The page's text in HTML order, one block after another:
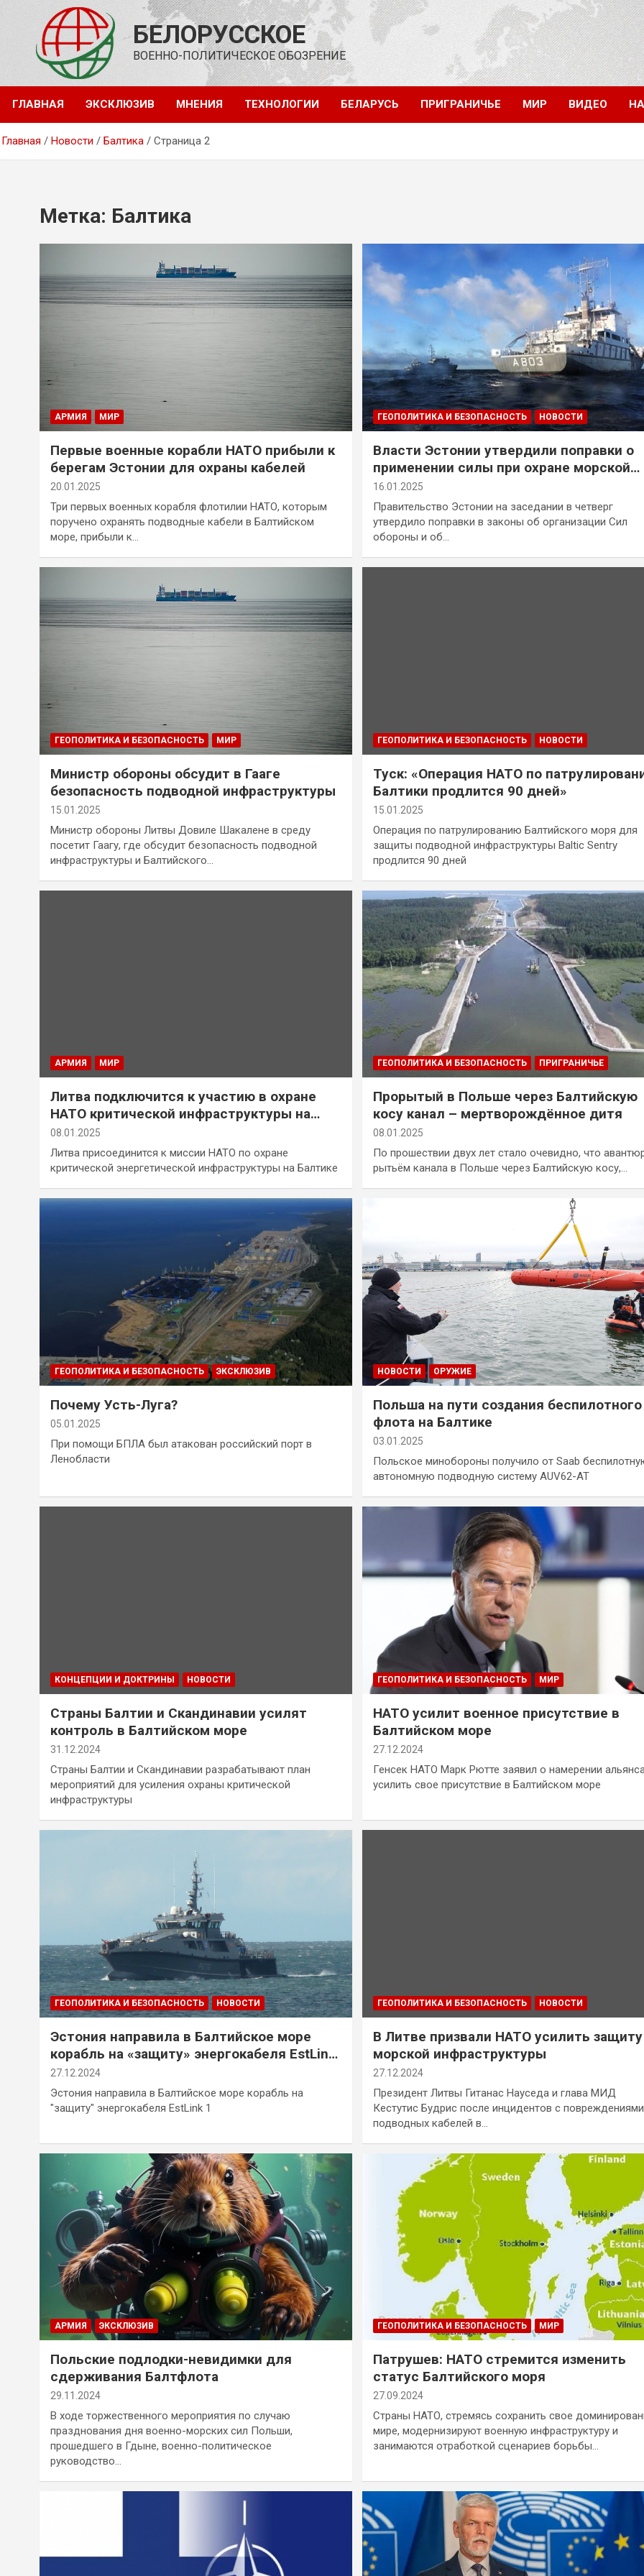
содержимому
БЕЛОРУССКОЕ
ВОЕННО-ПОЛИТИЧЕСКОЕ ОБОЗРЕНИЕ
ГЛАВНАЯ ЭКСКЛЮЗИВ МНЕНИЯ ТЕХНОЛОГИИ БЕЛАРУСЬ ПРИГРАНИЧЬЕ МИР ВИДЕО
Главная Новости Балтика Страница 2
Метка: Балтика
АРМИЯ МИР
Первые военные корабли НАТО прибыли к
берегам Эстонии для охраны кабелей
20.01.2025
Три первых военных корабля флотилии НАТО, которым
поручено охранять подводные кабели в Балтийском
море, прибыли к…
ГЕОПОЛИТИКА И БЕЗОПАСНОСТЬ НОВОСТИ
Власти Эстонии утвердили поправки о
применении силы при охране морской
экономической зоны
16.01.2025
Правительство Эстонии на заседании в четверг
утвердило поправки в законы об организации Сил
обороны и об…
ГЕОПОЛИТИКА И БЕЗОПАСНОСТЬ МИР
Министр обороны обсудит в Гааге
безопасность подводной инфраструктуры
15.01.2025
Министр обороны Литвы Довиле Шакалене в среду
посетит Гаагу, где обсудит безопасность подводной
инфраструктуры и Балтийского…
ГЕОПОЛИТИКА И БЕЗОПАСНОСТЬ НОВОСТИ
Туск: «Операция НАТО по
Балтики продлится 90 дней»
15.01.2025
Операция по патрулированию Балтийского моря для
защиты подводной инфраструктуры Baltic Sentry
продлится 90 дней
АРМИЯ МИР
Литва подключится к участию в охране
НАТО критической инфраструктуры на
Балтике
08.01.2025
Литва присоединится к миссии НАТО по охране
критической энергетической инфраструктуры на Балтике
ГЕОПОЛИТИКА И БЕЗОПАСНОСТЬ ПРИГРАНИЧЬЕ
Прорытый в Польше через Балтийскую
косу канал – мертворождённое дитя
08.01.2025
По прошествии двух лет стало очевидно, что
рытьём канала в Польше через Балтийскую косу,…
ГЕОПОЛИТИКА И БЕЗОПАСНОСТЬ ЭКСКЛЮЗИВ
Почему Усть-Луга?
05.01.2025
При помощи БПЛА был атакован российский порт в
Ленобласти
НОВОСТИ ОРУЖИЕ
Польша на пути создания беспилотного
флота на Балтике
03.01.2025
Польское минобороны получило от Saab
автономную подводную систему AUV62-AT
КОНЦЕПЦИИ И ДОКТРИНЫ НОВОСТИ
Страны Балтии и Скандинавии усилят
контроль в Балтийском море
31.12.2024
Страны Балтии и Скандинавии разрабатывают план
мероприятий для усиления охраны критической
инфраструктуры
ГЕОПОЛИТИКА И БЕЗОПАСНОСТЬ МИР
НАТО усилит военное присутствие в
Балтийском море
27.12.2024
Генсек НАТО Марк Рютте заявил о намерении
усилить свое присутствие в Балтийском море
ГЕОПОЛИТИКА И БЕЗОПАСНОСТЬ НОВОСТИ
Эстония направила в Балтийское море
корабль на «защиту» энергокабеля EstLink
1
27.12.2024
Эстония направила в Балтийское море корабль на
"защиту" энергокабеля EstLink 1
ГЕОПОЛИТИКА И БЕЗОПАСНОСТЬ НОВОСТИ
В Литве призвали НАТО усилить защиту
морской инфраструктуры
27.12.2024
Президент Литвы Гитанас Науседа и глава МИД
Кестутис Будрис после инцидентов с повреждениями
подводных кабелей в…
АРМИЯ ЭКСКЛЮЗИВ
Польские подлодки-невидимки для
сдерживания Балтфлота
29.11.2024
В ходе торжественного мероприятия по случаю
празднования дня военно-морских сил Польши,
прошедшего в Гдыне, военно-политическое
руководство…
ГЕОПОЛИТИКА И БЕЗОПАСНОСТЬ МИР
Патрушев: НАТО стремится изменить
статус Балтийского моря
27.09.2024
Страны НАТО, стремясь сохранить свое
мире, модернизируют военную инфраструктуру и
занимаются отработкой сценариев борьбы…